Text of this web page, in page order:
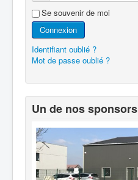
Se souvenir de moi
Connexion
Identifiant oublié ?
Mot de passe oublié ?
Un de nos sponsors